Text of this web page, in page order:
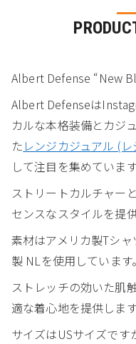
Albert Defense “New
Albert Defenseは
カルな本格装備とカジ
た レンジカジュアル (
して注目を集めています
ストリートカルチャー
センスなスタイルを提
素材はアメリカ製Tシ
製 NLを使用しています。
ストレッチの効いた肌
適な着心地を提供します
サイズはUSサイズで